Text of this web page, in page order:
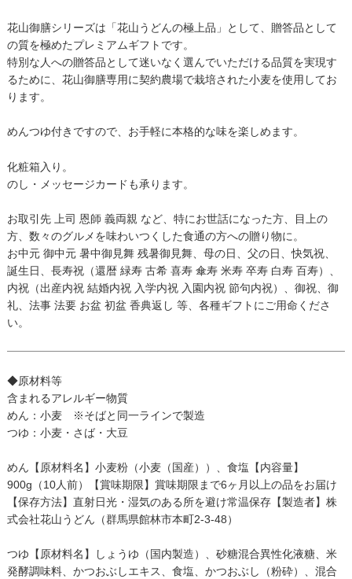
花山御膳シリーズは「花山うどんの極上品」として、贈答品として
の質を極めたプレミアムギフトです。
特別な人への贈答品として迷いなく選んでいただける品質を実現す
るために、花山御膳専用に契約農場で栽培された小麦を使用してお
ります。
めんつゆ付きですので、お手軽に本格的な味を楽しめます。
化粧箱入り。
のし・メッセージカードも承ります。
お取引先 上司 恩師 義両親 など、特にお世話になった方、目上の
方、数々のグルメを味わいつくした食通の方への贈り物に。
お中元 御中元 暑中御見舞 残暑御見舞、母の日、父の日、快気祝、
誕生日、長寿祝（還暦 緑寿 古希 喜寿 傘寿 米寿 卒寿 白寿 百寿）、
内祝（出産内祝 結婚内祝 入学内祝 入園内祝 節句内祝）、御祝、御
礼、法事 法要 お盆 初盆 香典返し 等、各種ギフトにご用命くださ
い。
◆原材料等
含まれるアレルギー物質
めん：小麦 ※そばと同一ラインで製造
つゆ：小麦・さば・大豆
めん【原材料名】小麦粉（小麦（国産））、食塩【内容量】
900g（10人前）【賞味期限】賞味期限まで6ヶ月以上の品をお届け
【保存方法】直射日光・湿気のある所を避け常温保存【製造者】株
式会社花山うどん（群馬県館林市本町2-3-48）
つゆ【原材料名】しょうゆ（国内製造）、砂糖混合異性化液糖、米
発酵調味料、かつおぶしエキス、食塩、かつおぶし（粉砕）、混合